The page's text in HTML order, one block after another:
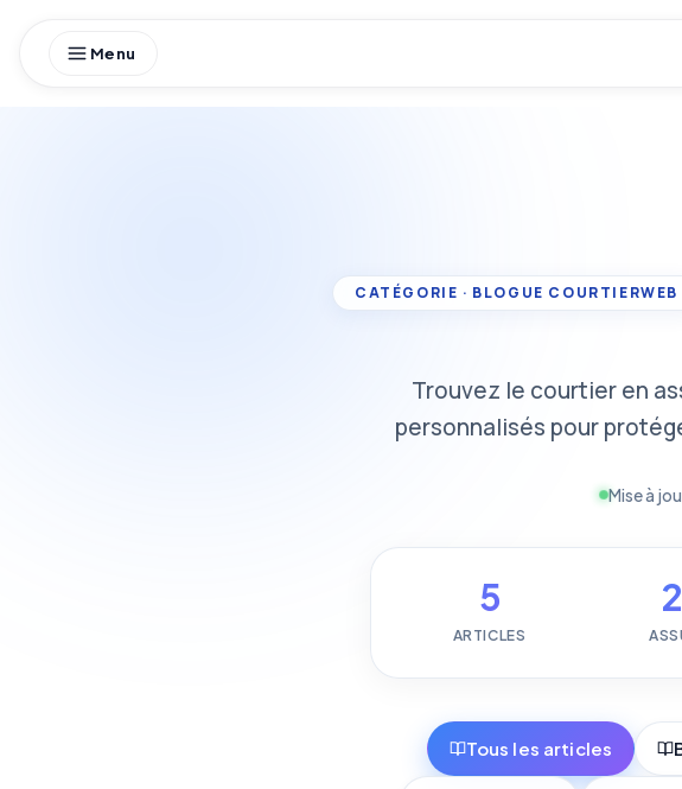
Trouvez le courtier en
personnalisés pour
Mise à
5
ARTICLES
Tous les articles